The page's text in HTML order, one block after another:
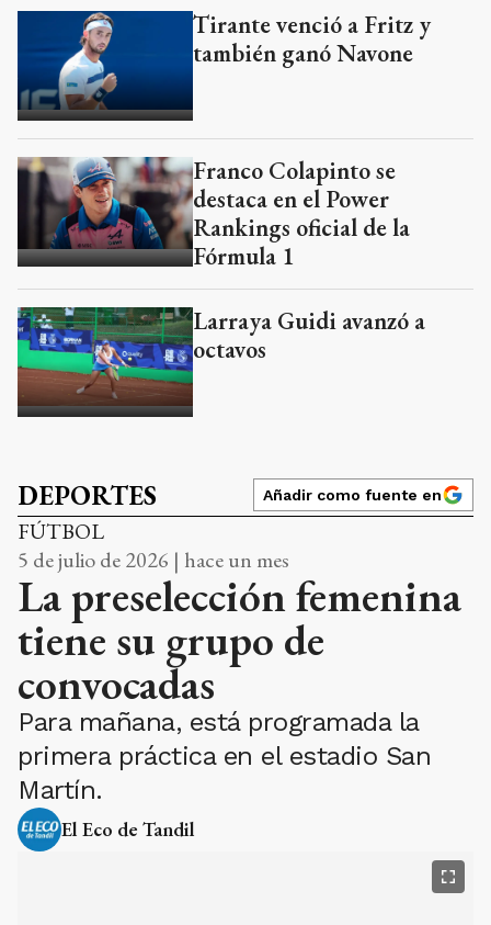
Tirante venció a Fritz y
también ganó Navone
Franco Colapinto se
destaca en el Power
Rankings oficial de la
Fórmula 1
Larraya Guidi avanzó a
octavos
DEPORTES Añadir como fuente en
FÚTBOL
5 de julio de 2026 | hace un mes
La preselección femenina
tiene su grupo de
convocadas
Para mañana, está programada la
primera práctica en el estadio San
Martín.
El Eco de Tandil